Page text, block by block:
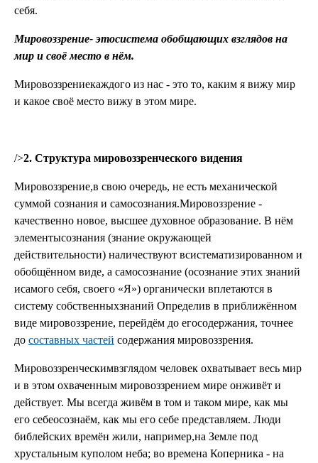
себя.
Мировоззрение-этосистема обобщающих взглядов на
мир и своё место в нём.
Мировоззрениекаждого из нас - это то, каким я вижу мир
и какое своё место вижу в этом мире.
/>2. Структура мировоззренческого видения
Мировоззрение,в свою очередь, не есть механической
суммой сознания и самосознания.Мировоззрение -
качественно новое, высшее духовное образование. В нём
элементысознания (знание окружающей
действительности) наличествуют всистематизированном и
обобщённом виде, а самосознание (осознание этих знаний
исамого себя, своего «Я») органически вплетаются в
систему собственныхзнаний Определив в приближённом
виде мировоззрение, перейдём до егосодержания, точнее
до составных частей содержания мировоззрения.
Мировоззренческимвзглядом человек охватывает весь мир
и в этом охваченным мировоззрением мире онживёт и
действует. Мы всегда живём в том и таком мире, как мы
его себеосознаём, как мы его себе представляем. Люди
библейских времён жили, например,на Земле под
хрустальным куполом неба; во времена Коперника - на